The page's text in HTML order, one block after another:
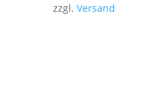
zzgl. Versand